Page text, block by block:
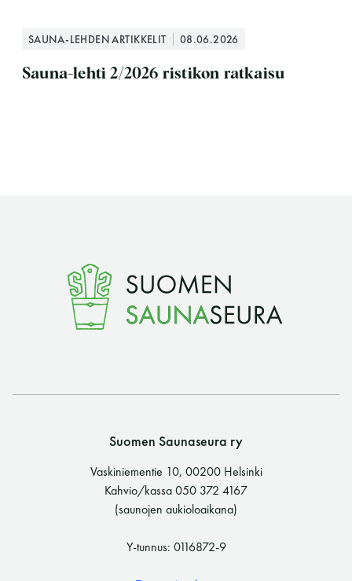
SAUNA-LEHDEN ARTIKKELIT 08.06.2026
Sauna-lehti 2/2026 ristikon ratkaisu
Suomen Saunaseura ry
Vaskiniementie 10, 00200 Helsinki
Kahvio/kassa 050 372 4167
(saunojen aukioloaikana)
Y-tunnus: 0116872-9